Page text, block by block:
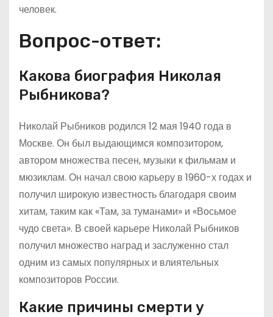
человек.
Вопрос-ответ:
Какова биография Николая
Рыбникова?
Николай Рыбников родился 12 мая 1940 года в
Москве. Он был выдающимся композитором,
автором множества песен, музыки к фильмам и
мюзиклам. Он начал свою карьеру в 1960-х годах и
получил широкую известность благодаря своим
хитам, таким как «Там, за туманами» и «Восьмое
чудо света». В своей карьере Николай Рыбников
получил множество наград и заслуженно стал
одним из самых популярных и влиятельных
композиторов России.
Какие причины смерти у